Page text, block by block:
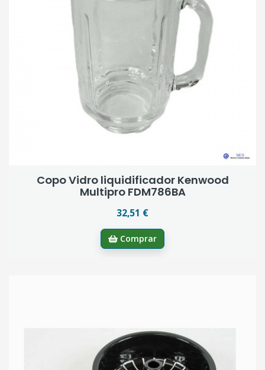
Copo Vidro liquidificador Kenwood
Multipro FDM786BA
32,51 €
Comprar